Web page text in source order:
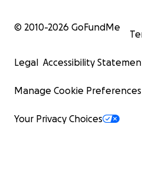
© 2010-2026 GoFundMe
Legal Accessibility
Manage Cookie Preferences
Your Privacy Choices